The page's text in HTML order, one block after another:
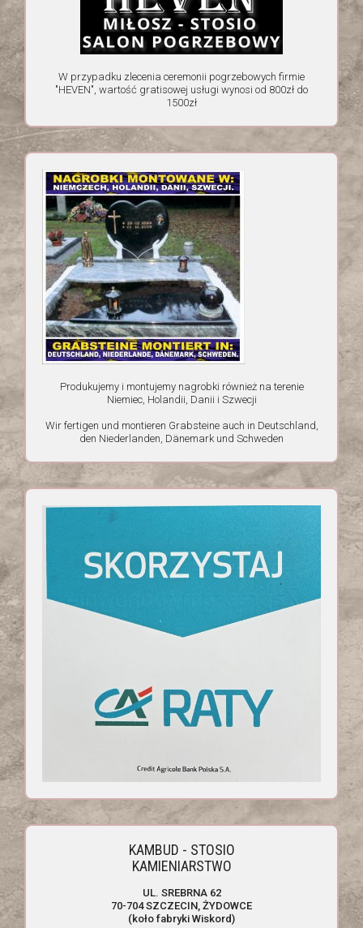
W przypadku zlecenia ceremonii pogrzebowych firmie
"HEVEN", wartość gratisowej usługi wynosi od 800zł do
1500zł
Produkujemy i montujemy nagrobki również na terenie
Niemiec, Holandii, Danii i Szwecji
Wir fertigen und montieren Grabsteine ​​auch in Deutschland,
den Niederlanden, Dänemark und Schweden
KAMBUD - STOSIO
KAMIENIARSTWO
UL. SREBRNA 62
70-704 SZCZECIN, ŻYDOWCE
(koło fabryki Wiskord)